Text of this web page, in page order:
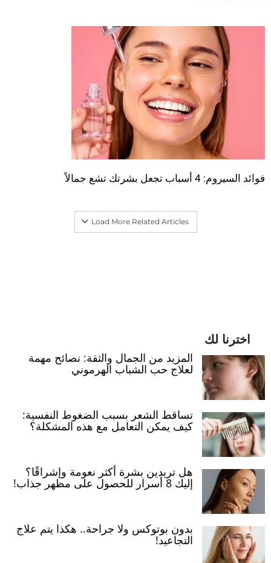
فوائد السيروم: 4 أسباب تجعل بشرتك تشع جمالاً
Load More Related Articles
اخترنا لك
المزيد من الجمال والثقة: نصائح مهمة
لعلاج حب الشباب الهرموني
تساقط الشعر بسبب الضغوط النفسية:
كيف يمكن التعامل مع هذه المشكلة؟
هل تريدين بشرة أكثر نعومة وإشراقًا؟
إليك 8 أسرار للحصول على مظهر جذاب!
بدون بوتوكس ولا جراحة.. هكذا يتم علاج
التجاعيد!